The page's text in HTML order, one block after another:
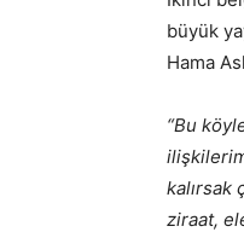
büyük
Hama
“Bu
kalırsak
ziraat,